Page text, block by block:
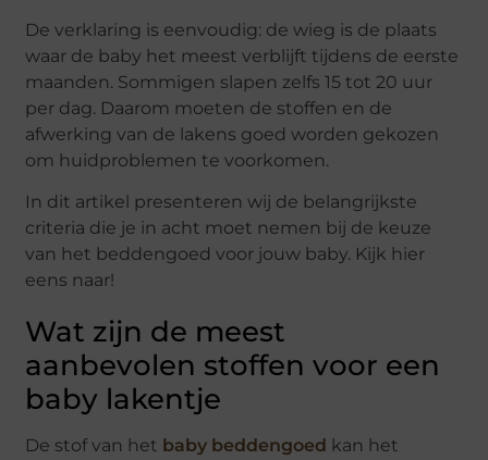
De verklaring is eenvoudig: de wieg is de plaats
waar de baby het meest verblijft tijdens de eerste
maanden. Sommigen slapen zelfs 15 tot 20 uur
per dag. Daarom moeten de stoffen en de
afwerking van de lakens goed worden gekozen
om huidproblemen te voorkomen.
In dit artikel presenteren wij de belangrijkste
criteria die je in acht moet nemen bij de keuze
van het beddengoed voor jouw baby. Kijk hier
eens naar!
Wat zijn de meest
aanbevolen stoffen voor een
baby lakentje
De stof van het baby beddengoed kan het